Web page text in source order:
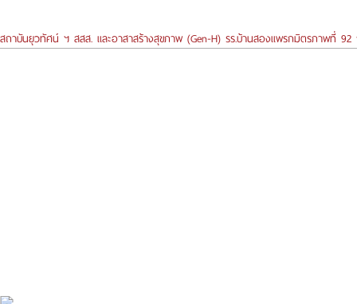
สถาบันยุวทัศน์ ฯ สสส. และอาสาสร้างสุขภาพ (Gen-H) รร.บ้านสองแพรกมิตรภาพที่